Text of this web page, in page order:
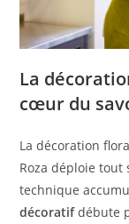
La
cœur du
La décoration
Roza déploie
technique
décoratifdébute